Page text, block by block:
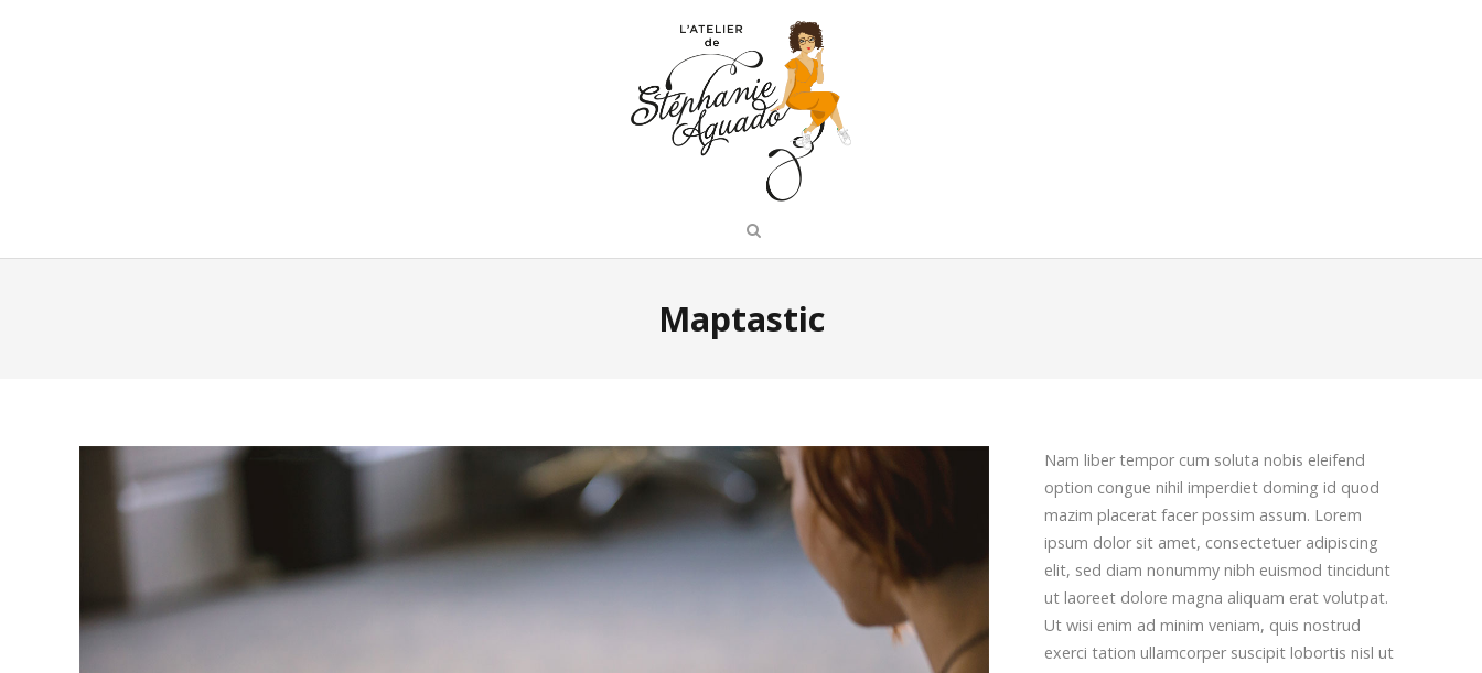
Maptastic
Nam liber tempor cum soluta nobis eleifend
option congue nihil imperdiet doming id quod
mazim placerat facer possim assum. Lorem
ipsum dolor sit amet, consectetuer adipiscing
elit, sed diam nonummy nibh euismod tincidunt
ut laoreet dolore magna aliquam erat volutpat.
Ut wisi enim ad minim veniam, quis nostrud
exerci tation ullamcorper suscipit lobortis nisl ut